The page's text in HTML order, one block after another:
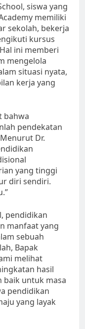
siswa yang
memiliki
sekolah, bekerja
kursus
ini memberi
mengelola
situasi nyata,
kerja yang
bahwa
pendekatan
Dr.
yang tinggi
diri sendiri.
pendidikan
manfaat yang
sebuah
Bapak
melihat
hasil
baik untuk masa
pendidikan
yang layak